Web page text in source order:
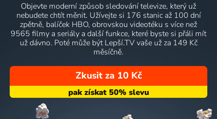
Objevte moderní způsob sledování televize, který už
nebudete chtít měnit. Užívejte si 176 stanic až 100 dní
zpětně, balíček HBO, obrovskou videotéku s více než
9565 filmy a seriály a další funkce, které byste si přáli mít
už dávno. Poté může být Lepší.TV vaše už za 149 Kč
měsíčně.
Zkusit za 10 Kč